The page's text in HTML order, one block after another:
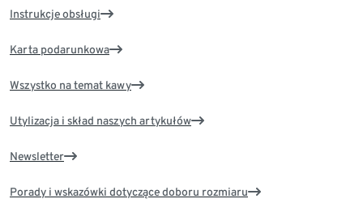
Instrukcje obsługi
Karta podarunkowa
Wszystko na temat kawy
Utylizacja i skład naszych artykułów
Newsletter
Porady i wskazówki dotyczące doboru rozmiaru